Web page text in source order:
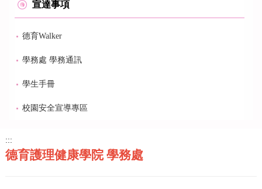
宣達事項
德育Walker
學務處 學務通訊
學生手冊
校園安全宣導專區
:::
德育護理健康學院 學務處